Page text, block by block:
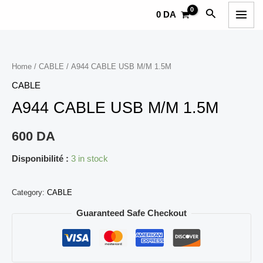
0 DA Rechercher
Home / CABLE / A944 CABLE USB M/M 1.5M
CABLE
A944 CABLE USB M/M 1.5M
600 DA
Disponibilité : 3 in stock
Category: CABLE
Guaranteed Safe Checkout